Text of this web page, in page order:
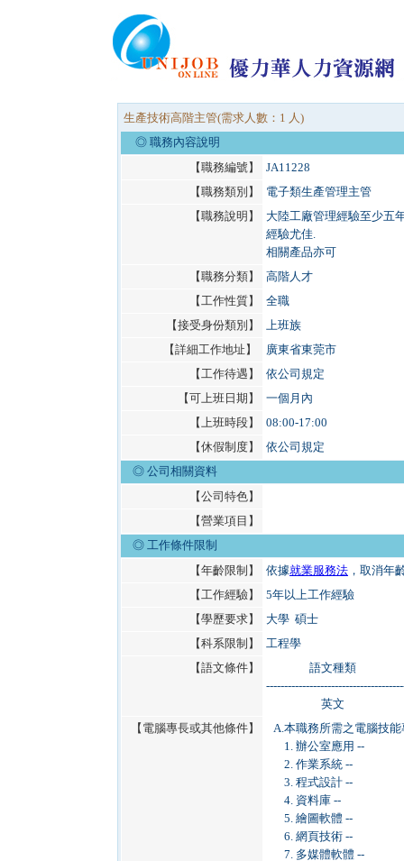
生產技術高階主管(需求人數：1 人)
◎ 職務內容說明
【職務編號】
JA11228
【職務類別】
電子類生產管理主管
【職務說明】
大陸工廠管理經驗至少五
經驗尤佳.
相關產品亦可
【職務分類】
高階人才
【工作性質】
全職
【接受身份類別】
上班族
【詳細工作地址】
廣東省東莞市
【工作待遇】
依公司規定
【可上班日期】
一個月內
【上班時段】
08:00-17:00
【休假制度】
依公司規定
◎ 公司相關資料
【公司特色】
【營業項目】
◎ 工作條件限制
【年齡限制】
依據就業服務法 ，取消年
【工作經驗】
5年以上工作經驗
【學歷要求】
大學 碩士
【科系限制】
工程學
【語文條件】
語文種類
英文
【電腦專長或其他條件】
A.本職務所需之電腦技能
1. 辦公室應用 --
2. 作業系統 --
3. 程式設計 --
4. 資料庫 --
5. 繪圖軟體 --
6. 網頁技術 --
7. 多媒體軟體 --